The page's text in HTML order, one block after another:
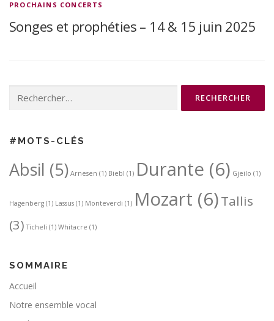
PROCHAINS CONCERTS
Songes et prophéties – 14 & 15 juin 2025
#MOTS-CLÉS
Absil (5) Arnesen (1) Biebl (1) Durante (6) Gjeilo (1)
Hagenberg (1) Lassus (1) Monteverdi (1) Mozart (6)Tallis
(3) Ticheli (1) Whitacre (1)
SOMMAIRE
Accueil
Notre ensemble vocal